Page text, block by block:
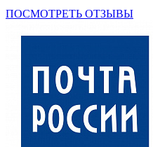
ПОСМОТРЕТЬ ОТЗЫВЫ